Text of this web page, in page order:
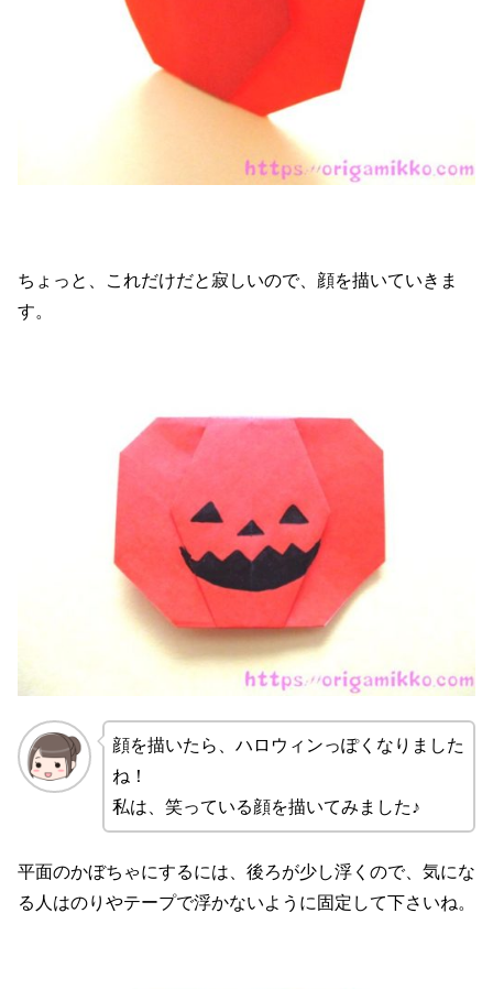
ちょっと、これだけだと寂しいので、顔を描いていきま
す。
顔を描いたら、ハロウィンっぽくなりました
ね！
私は、笑っている顔を描いてみました♪
平面のかぼちゃにするには、後ろが少し浮くので、気にな
る人はのりやテープで浮かないように固定して下さいね。